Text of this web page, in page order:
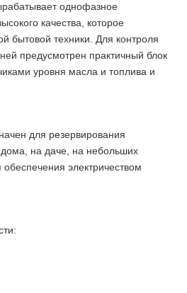
однофазное
качества, которое
бытовой техники. Для контроля
предусмотрен практичный блок
уровня масла и топлива и
для резервирования
на даче, на небольших
электричеством